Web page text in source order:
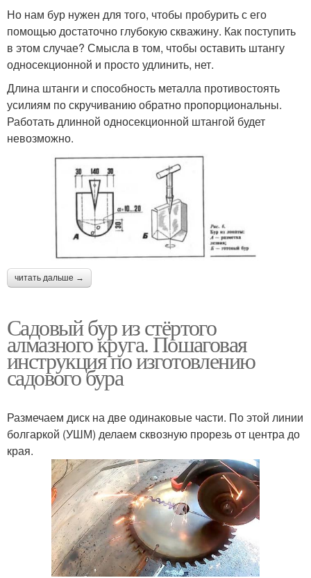
Но нам бур нужен для того, чтобы пробурить с его
помощью достаточно глубокую скважину. Как поступить
в этом случае? Смысла в том, чтобы оставить штангу
односекционной и просто удлинить, нет.
Длина штанги и способность металла противостоять
усилиям по скручиванию обратно пропорциональны.
Работать длинной односекционной штангой будет
невозможно.
читать дальше →
Садовый бур из стёртого
алмазного круга. Пошаговая
инструкция по изготовлению
садового бура
Размечаем диск на две одинаковые части. По этой линии
болгаркой (УШМ) делаем сквозную прорезь от центра до
края.